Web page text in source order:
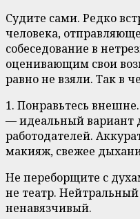
Судите сами. Редко
человека,
собеседование в
оценивающим свои
равно не взяли. Так в
1. Понравьтесь
— идеальный вариант
работодателей.
макияж, свежее
Не переборщите с
не театр.
ненавязчивый.